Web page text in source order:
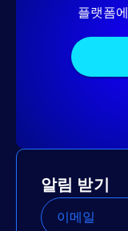
플랫폼
알림 받기